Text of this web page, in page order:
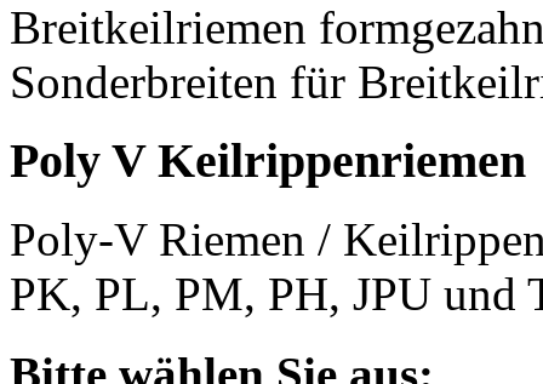
Breitkeilriemen
Sonderbreiten für
Poly V Keilrippenriemen
Poly-V Riemen /
PK, PL, PM, PH, JPU und